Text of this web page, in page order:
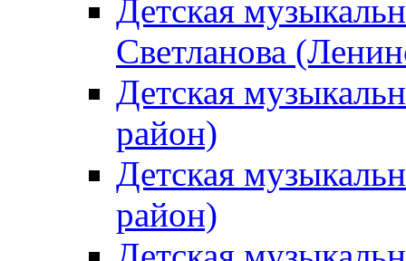
Детская
Светланова
Детская
район)
Детская
район)